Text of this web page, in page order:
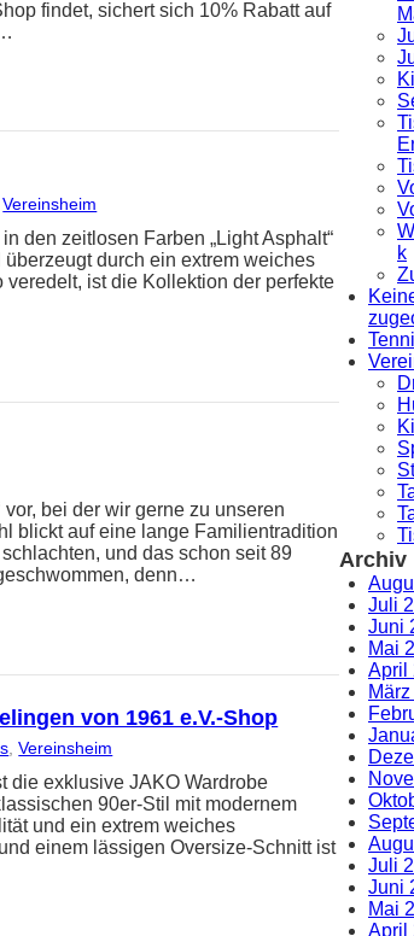
findet, sichert sich 10% Rabatt auf
, Vereinsheim
den zeitlosen Farben „Light Asphalt“
durch ein extrem weiches
ist die Kollektion der perfekte
bei der wir gerne zu unseren
blickt auf eine lange Familientradition
und das schon seit 89
denn…
von 1961 e.V.-Shop
, Vereinsheim
die exklusive JAKO Wardrobe
90er-Stil mit modernem
und ein extrem weiches
einem lässigen Oversize-Schnitt ist
k
Archiv
Juli
Juni
Mai
April
Juli
Juni
Mai
April